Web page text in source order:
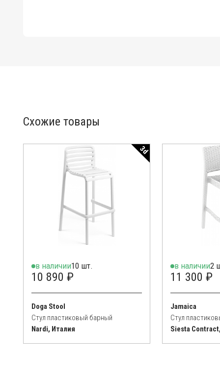
Схожие товары
3d
в наличии10 шт.
10 890 ₽
Doga Stool
Стул пластиковый барный
Nardi, Италия
в наличии2
11 300 ₽
Jamaica
Стул
Siesta